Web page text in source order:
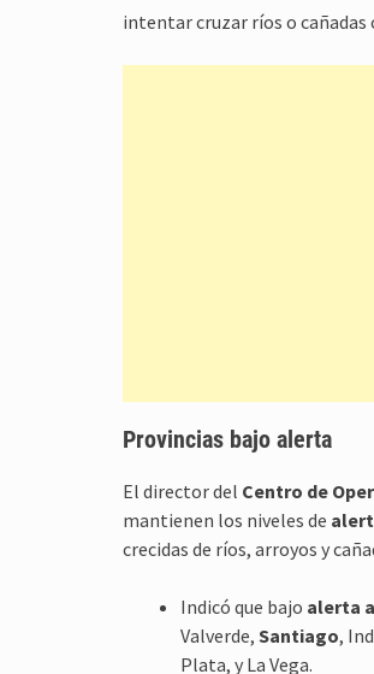
intentar cruzar ríos o
Provincias bajo alerta
El director del Centro de
mantienen los niveles de
crecidas de ríos, arroyos y
Indicó que bajo alerta
Valverde, Santiago,
Plata, y La Vega.